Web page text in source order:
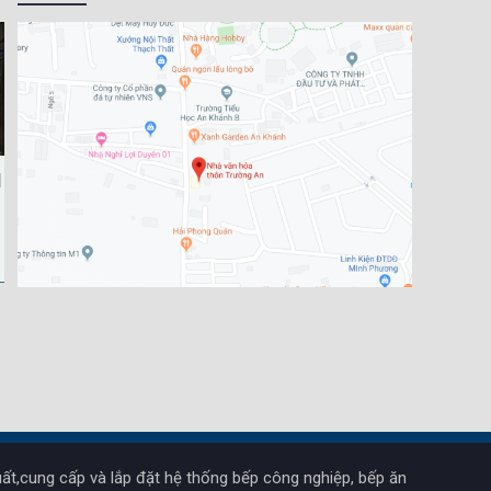
cấp và lắp đặt hệ thống bếp công nghiệp, bếp ăn